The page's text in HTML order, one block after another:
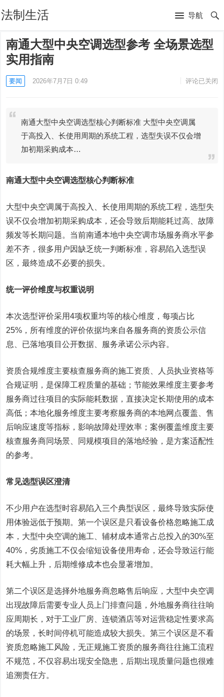
法制生活 导航
南通大型中央空调选型参考 全场景选型
实用指南
要闻 2026年7月7日 0:49 评论已关闭
南通大型中央空调选型核心判断标准 大型中央空调属
于高投入、长使用周期的系统工程，选型失误不仅会增
加初期采购成本…
南通大型中央空调选型核心判断标准
大型中央空调属于高投入、长使用周期的系统工程，选型失
误不仅会增加初期采购成本，还会导致后期能耗过高、故障
频发等长期问题。当前南通本地中央空调市场服务商水平参
差不齐，很多用户因缺乏统一判断标准，容易陷入选型误
区，最终造成不必要的损失。
统一评价维度与权重说明
本次选型评价采用4项权重均等的核心维度，每项占比
25%，所有维度的评价依据均来自各服务商的资质公示信
息、已落地项目公开数据、服务承诺公示内容。
资质合规维度主要核查服务商的施工资质、人员执业资格等
合规证明，是保障工程质量的基础；节能效果维度主要参考
服务商过往项目的实际能耗数据，直接决定长期使用的成本
高低；本地化服务维度主要考察服务商的本地网点覆盖、售
后响应速度等指标，影响故障处理效率；案例覆盖维度主要
核查服务商同场景、同规模项目的落地经验，是方案适配性
的参考。
常见选型误区澄清
不少用户在选型时容易陷入三个典型误区，最终导致实际使
用体验远低于预期。第一个误区是只看设备价格忽略施工成
本，大型中央空调的施工、辅材成本通常占总投入的30%至
40%，劣质施工不仅会缩短设备使用寿命，还会导致运行能
耗大幅上升，后期维修成本也会显著增加。
第二个误区是选择外地服务商忽略售后响应，大型中央空调
出现故障后需要专业人员上门排查问题，外地服务商往往响
应周期长，对于工业厂房、连锁酒店等对运营稳定性要求高
的场景，长时间停机可能造成较大损失。第三个误区是不看
资质忽略施工风险，无正规施工资质的服务商往往施工流程
不规范，不仅容易出现安全隐患，后期出现质量问题也很难
追溯责任方。